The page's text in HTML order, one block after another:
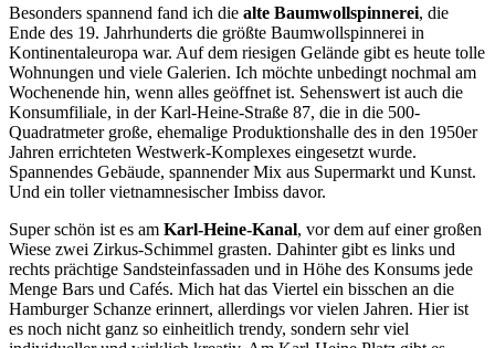
Besonders spannend fand ich die alte Baumwollspinnerei, die
Ende des 19. Jahrhunderts die größte Baumwollspinnerei in
Kontinentaleuropa war. Auf dem riesigen Gelände gibt es heute tolle
Wohnungen und viele Galerien. Ich möchte unbedingt nochmal am
Wochenende hin, wenn alles geöffnet ist. Sehenswert ist auch die
Konsumfiliale, in der Karl-Heine-Straße 87, die in die 500-
Quadratmeter große, ehemalige Produktionshalle des in den 1950er
Jahren errichteten Westwerk-Komplexes eingesetzt wurde.
Spannendes Gebäude, spannender Mix aus Supermarkt und Kunst.
Und ein toller vietnamnesischer Imbiss davor.
Super schön ist es am Karl-Heine-Kanal, vor dem auf einer großen
Wiese zwei Zirkus-Schimmel grasten. Dahinter gibt es links und
rechts prächtige Sandsteinfassaden und in Höhe des Konsums jede
Menge Bars und Cafés. Mich hat das Viertel ein bisschen an die
Hamburger Schanze erinnert, allerdings vor vielen Jahren. Hier ist
es noch nicht ganz so einheitlich trendy, sondern sehr viel